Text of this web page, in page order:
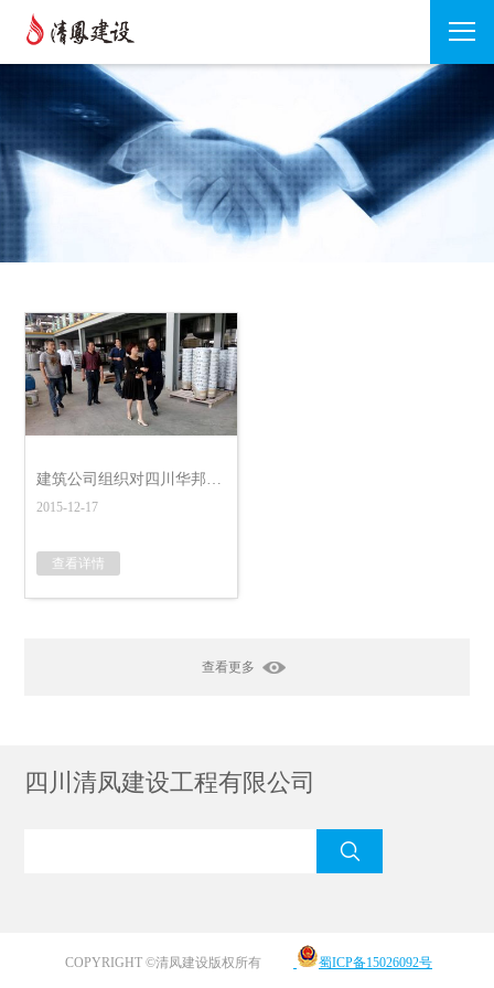
2015-12-17
查看详情
查看更多
四川清凤建设工程有限公司
COPYRIGHT ©清凤建设版权所有 蜀ICP备15026092号